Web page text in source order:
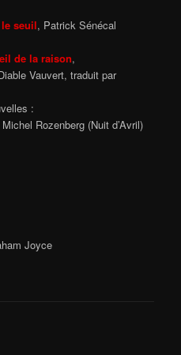
seuil, Patrick Sénécal
de la raison,
Vauvert, traduit par
:
Rozenberg (Nuit d’Avril)
Joyce